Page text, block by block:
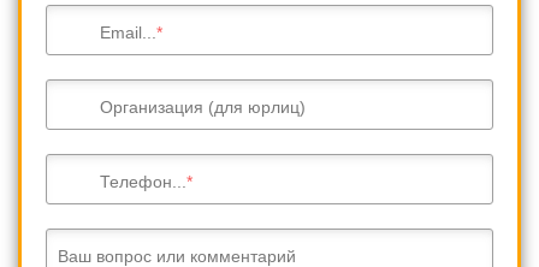
Email...
Организация (для юрлиц)
Телефон...
Ваш вопрос или комментарий